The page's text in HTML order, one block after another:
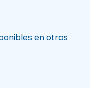
en otros